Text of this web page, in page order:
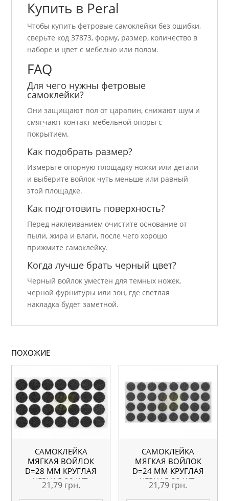
Купить в Peral
Чтобы купить фетровые самоклейки без ошибки,
сверьте код 37873, форму, размер, количество в
наборе и цвет с мебелью или полом.
FAQ
Для чего нужны фетровые
самоклейки?
Они защищают пол от царапин, снижают шум и
смягчают контакт мебельной опоры с
покрытием.
Как подобрать размер?
Измерьте опорную площадку ножки или детали
и выберите войлок чуть меньше или равный
этой площадке.
Как подготовить поверхность?
Перед наклеиванием очистите основание от
пыли, жира и влаги, после чего хорошо
прижмите самоклейку.
Когда лучше брать черный цвет?
Черный войлок уместен для темных ножек,
черной фурнитуры или зон, где светлая
накладка будет заметной.
ПОХОЖИЕ
САМОКЛЕЙКА
МЯГКАЯ ВОЙЛОК
D=28 ММ КРУГЛАЯ
ЧЕРНАЯ 28 ШТ.
21,79 грн.
САМОКЛЕЙКА
МЯГКАЯ ВОЙЛОК
D=24 ММ КРУГЛАЯ
ЧЕРНАЯ 32 ШТ.
21,79 грн.